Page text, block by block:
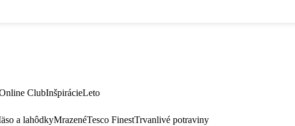
ClubInšpirácieLeto
a lahôdkyMrazenéTesco FinestTrvanlivé potraviny